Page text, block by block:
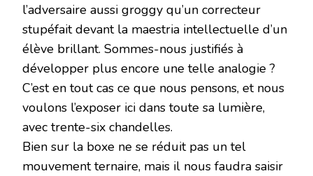
l’adversaire aussi groggy qu’un correcteur
stupéfait devant la maestria intellectuelle d’un
élève brillant. Sommes-nous justifiés à
développer plus encore une telle analogie ?
C’est en tout cas ce que nous pensons, et nous
voulons l’exposer ici dans toute sa lumière,
avec trente-six chandelles.
Bien sur la boxe ne se réduit pas un tel
mouvement ternaire, mais il nous faudra saisir